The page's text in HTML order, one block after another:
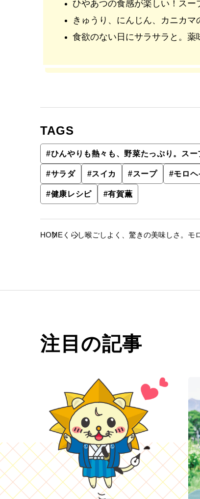
ひやあつの食感が楽しい！スー
きゅうり、にんじん、カニカマ
食欲のない日にサラサラと。薬
TAGS
#ひんやりも熱々も、野菜たっぷり。スー
#サラダ #スイカ #スープ #モロヘ
#健康レシピ #有賀薫
HOME くらし喉ごしよく、驚きの美味しさ。モ
注目の記事